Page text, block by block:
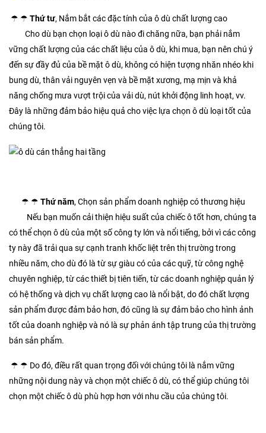
☂ ☂ Thứ tư, Nắm bắt các đặc tính của ô dù chất lượng cao
Cho dù bạn chọn loại ô dù nào đi chăng nữa, bạn phải nắm
vững chất lượng của các chất liệu của ô dù, khi mua, bạn nên chú ý
đến sự đầy đủ của bề mặt ô dù, không có hiện tượng nhăn nhéo khi
bung dù, thân vải nguyên vẹn và bề mặt xương, mạ mịn và khả
năng chống mưa vượt trội của vải dù, nút khởi động linh hoạt, vv.
Đây là những đảm bảo hiệu quả cho việc lựa chọn ô dù loại tốt của
chúng tôi.
☂ ☂ Thứ năm, Chọn sản phẩm doanh nghiệp có thương hiệu
Nếu bạn muốn cải thiện hiệu suất của chiếc ô tốt hơn, chúng ta
có thể chọn ô dù của một số công ty lớn và nổi tiếng, bởi vì các công
ty này đã trải qua sự cạnh tranh khốc liệt trên thị trường trong
nhiều năm, cho dù đó là từ sự giàu có của các quỹ, từ công nghệ
chuyên nghiệp, từ các thiết bị tiên tiến, từ các doanh nghiệp quản lý
có hệ thống và dịch vụ chất lượng cao là nổi bật, do đó chất lượng
sản phẩm được đảm bảo hơn, đó cũng là sự đảm bảo cho hình ảnh
tốt của doanh nghiệp và nó là sự phản ánh tập trung của thị trường
bán sản phẩm.
☂ ☂ Do đó, điều rất quan trọng đối với chúng tôi là nắm vững
những nội dung này và chọn một chiếc ô dù, có thể giúp chúng tôi
chọn một chiếc ô dù phù hợp hơn với nhu cầu của chúng tôi.